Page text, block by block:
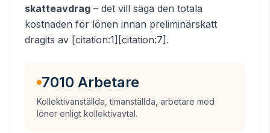
skatteavdrag – det vill säga den totala
kostnaden för lönen innan preliminärskatt
dragits av [citation:1][citation:7].
7010 Arbetare
Kollektivanställda, timanställda, arbetare med
löner enligt kollektivavtal.